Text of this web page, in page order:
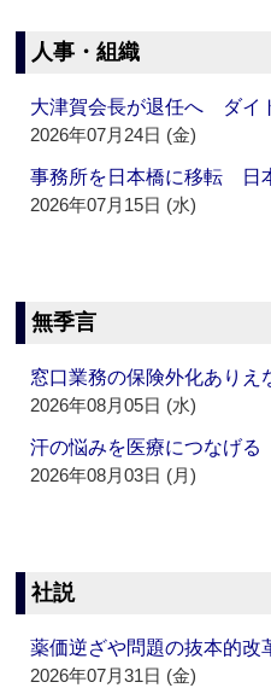
人事・組織
大津賀会長が退任へ ダイ
2026年07月24日 (金)
事務所を日本橋に移転 日
2026年07月15日 (水)
無季言
窓口業務の保険外化ありえ
2026年08月05日 (水)
汗の悩みを医療につなげる
2026年08月03日 (月)
社説
薬価逆ざや問題の抜本的改
2026年07月31日 (金)